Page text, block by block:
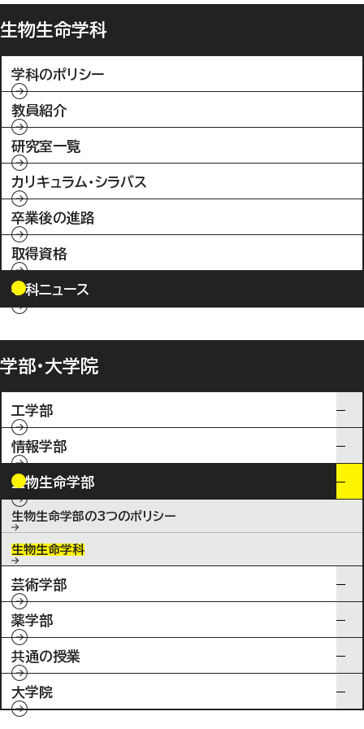
生物生命学科
学科のポリシー
教員紹介
研究室一覧
カリキュラム・シラバス
卒業後の進路
取得資格
学科ニュース
学部・大学院
工学部
情報学部
生物生命学部
生物生命学部の3つのポリシー
生物生命学科
芸術学部
薬学部
共通の授業
大学院